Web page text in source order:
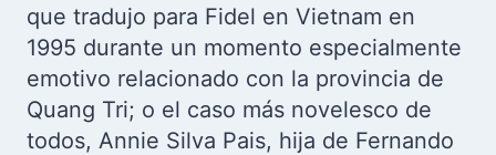
que tradujo para Fidel en Vietnam en
1995 durante un momento especialmente
emotivo relacionado con la provincia de
Quang Tri; o el caso más novelesco de
todos, Annie Silva Pais, hija de Fernando